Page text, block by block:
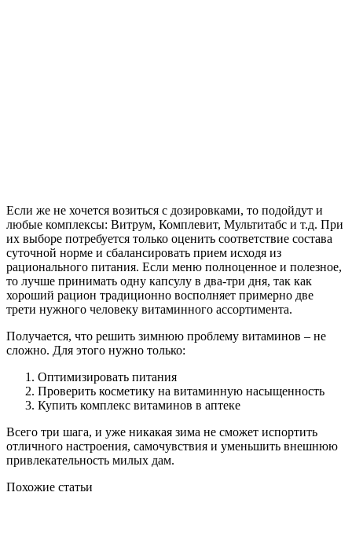
Если же не хочется возиться с дозировками, то подойдут и
любые комплексы: Витрум, Комплевит, Мультитабс и т.д. При
их выборе потребуется только оценить соответствие состава
суточной норме и сбалансировать прием исходя из
рационального питания. Если меню полноценное и полезное,
то лучше принимать одну капсулу в два-три дня, так как
хороший рацион традиционно восполняет примерно две
трети нужного человеку витаминного ассортимента.
Получается, что решить зимнюю проблему витаминов – не
сложно. Для этого нужно только:
Оптимизировать питания
Проверить косметику на витаминную насыщенность
Купить комплекс витаминов в аптеке
Всего три шага, и уже никакая зима не сможет испортить
отличного настроения, самочувствия и уменьшить внешнюю
привлекательность милых дам.
Похожие статьи